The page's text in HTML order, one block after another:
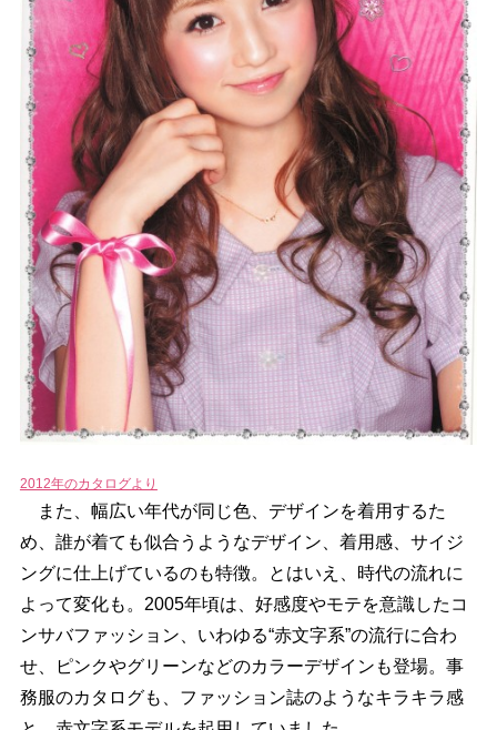
2012年のカタログより
また、幅広い年代が同じ色、デザインを着用するた
め、誰が着ても似合うようなデザイン、着用感、サイジ
ングに仕上げているのも特徴。とはいえ、時代の流れに
よって変化も。2005年頃は、好感度やモテを意識したコ
ンサバファッション、いわゆる“赤文字系”の流行に合わ
せ、ピンクやグリーンなどのカラーデザインも登場。事
務服のカタログも、ファッション誌のようなキラキラ感